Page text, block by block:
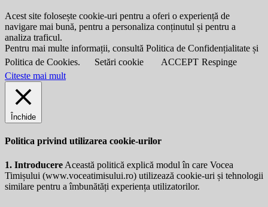
Acest site folosește cookie-uri pentru a oferi o experiență de
navigare mai bună, pentru a personaliza conținutul și pentru a
analiza traficul.
Pentru mai multe informații, consultă Politica de Confidențialitate și
Politica de Cookies.
Setări cookie ACCEPT Respinge
Citeste mai mult
Închide
Politica privind utilizarea cookie-urilor
1. Introducere Această politică explică modul în care Vocea
Timișului (www.voceatimisului.ro) utilizează cookie-uri și tehnologii
similare pentru a îmbunătăți experiența utilizatorilor.